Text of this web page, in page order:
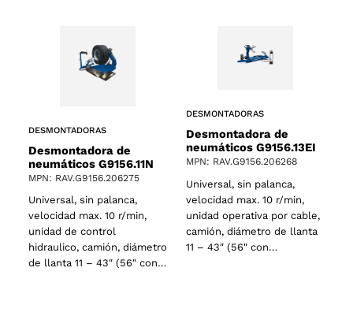
DESMONTADORAS
Desmontadora de
neumáticos G9156.11N
MPN: RAV.G9156.206275
Universal, sin palanca,
velocidad max. 10 r/min,
unidad de control
hidraulico, camión, diámetro
de llanta 11 – 43″ (56″ con…
DESMONTADORAS
Desmontadora de
neumáticos G9156.13EI
MPN: RAV.G9156.206268
Universal, sin palanca,
velocidad max. 10 r/min,
unidad operativa por cable,
camión, diámetro de llanta
11 – 43″ (56″ con…